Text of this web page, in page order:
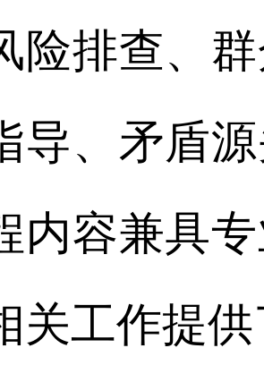
险排查、
导、矛盾
内容兼具
关工作提